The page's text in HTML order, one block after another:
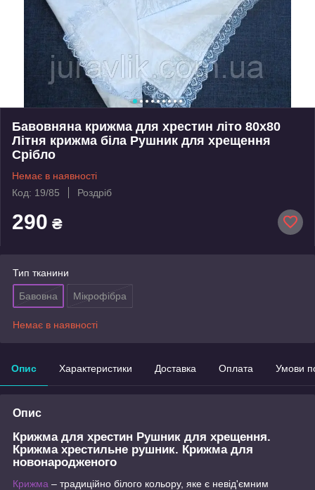
Бавовняна крижма для хрестин літо 80х80
Літня крижма біла Рушник для хрещення
Срібло
Немає в наявності
Код: 19/85
Роздріб
290 ₴
Тип тканини
Бавовна Мікрофібра
Немає в наявності
Опис Характеристики Доставка Оплата Умови
Опис
Крижма для хрестин Рушник для хрещення.
Крижма хрестильне рушник. Крижма для
новонародженого
Крижма – традиційно білого кольору, яке є невід'ємним